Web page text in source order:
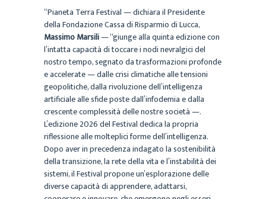
“Pianeta Terra Festival — dichiara il Presidente
della Fondazione Cassa di Risparmio di Lucca,
Massimo Marsili— “giunge alla quinta edizione con
l’intatta capacità di toccare i nodi nevralgici del
nostro tempo, segnato da trasformazioni profonde
e accelerate — dalle crisi climatiche alle tensioni
geopolitiche, dalla rivoluzione dell’intelligenza
artificiale alle sfide poste dall’infodemia e dalla
crescente complessità delle nostre società —.
L’edizione 2026 del Festival dedica la propria
riflessione alle molteplici forme dell’intelligenza.
Dopo aver in precedenza indagato la sostenibilità
della transizione, la rete della vita e l’instabilità dei
sistemi, il Festival propone un’esplorazione delle
diverse capacità di apprendere, adattarsi,